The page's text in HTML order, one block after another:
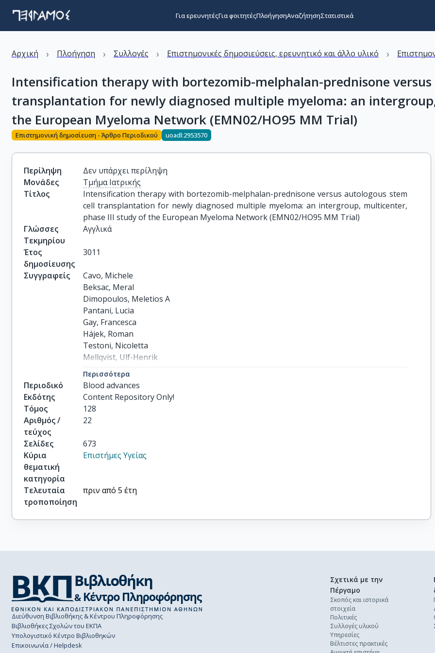
Για ερευνητέςΓια φοιτητέςΠλοήγησηΑναζήτησηΣτατιστικά
Αρχική › Πλοήγηση › Συλλογές › Επιστημονικές δημοσιεύσεις, ερευνητικό και άλλο υλικό ›
Intensification therapy with bortezomib-melphalan-prednisone
transplantation for newly diagnosed multiple myeloma: an
the European Myeloma Network (EMN02/HO95 MM Trial)
Επιστημονική δημοσίευση - Άρθρο Περιοδικού uoadl:2953570
Περίληψη
Δεν υπάρχει περίληψη
Μονάδες
Τμήμα Ιατρικής
Τίτλος
Intensification therapy with bortezomib-melphalan-prednisone versus autologous stem
cell transplantation for newly diagnosed multiple myeloma: an intergroup, multicenter,
phase III study of the European Myeloma Network (EMN02/HO95 MM Trial)
Γλώσσες
Τεκμηρίου
Αγγλικά
Έτος
δημοσίευσης
3011
Συγγραφείς
Cavo, Michele
Beksac, Meral
Dimopoulos, Meletios A
Pantani, Lucia
Gay, Francesca
Hájek, Roman
Testoni, Nicoletta
Mellqvist, Ulf-Henrik
Patriarca, Francesca
Montefusco, Vittorio
others
Περισσότερα
Περιοδικό
Blood advances
Εκδότης
Content Repository Only!
Τόμος
128
Αριθμός /
τεύχος
22
Σελίδες
673
Κύρια
θεματική
κατηγορία
Επιστήμες Υγείας
Τελευταία
τροποποίηση
πριν από 5 έτη
Διεύθυνση Βιβλιοθήκης & Κέντρου Πληροφόρησης
Βιβλιοθήκες Σχολών του ΕΚΠΑ
Υπολογιστικό Κέντρο Βιβλιοθηκών
Επικοινωνία / Helpdesk
Σχετικά με την
Πέργαμο
Σκοπός και ιστορικά
στοιχεία
Πολιτικές
Συλλογές υλικού
Υπηρεσίες
Βέλτιστες πρακτικές